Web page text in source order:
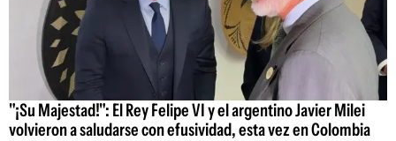
"¡Su Majestad!": El Rey Felipe VI y el argentino Javier Milei
volvieron a saludarse con efusividad, esta vez en Colombia